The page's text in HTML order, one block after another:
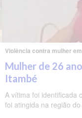
Violência contra mulher
Mulher de 26
Itambé
A vítima foi identificada
foi atingida na região